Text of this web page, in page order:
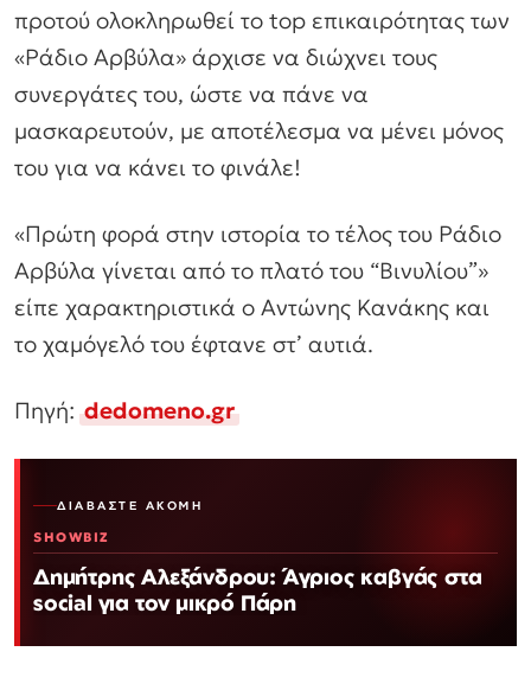
προτού ολοκληρωθεί το top επικαιρότητας των
«Ράδιο Αρβύλα» άρχισε να διώχνει τους
συνεργάτες του, ώστε να πάνε να
μασκαρευτούν, με αποτέλεσμα να μένει μόνος
του για να κάνει το φινάλε!
«Πρώτη φορά στην ιστορία το τέλος του Ράδιο
Αρβύλα γίνεται από το πλατό του “Βινυλίου”»
είπε χαρακτηριστικά ο Αντώνης Κανάκης και
το χαμόγελό του έφτανε στ’ αυτιά.
Πηγή:dedomeno.gr
ΔΙΑΒΆΣΤΕ ΑΚΌΜΗ
SHOWBIZ
Δημήτρης Αλεξάνδρου: Άγριος καβγάς στα
social για τον μικρό Πάρη